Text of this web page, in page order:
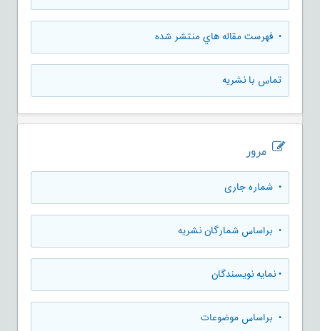
• فهرست مقاله هاي منتشر شده
تماس با نشریه
مرور
• شماره جاری
• براساس شمارگان نشریه
•نمایه نویسندگان
• براساس موضوعات